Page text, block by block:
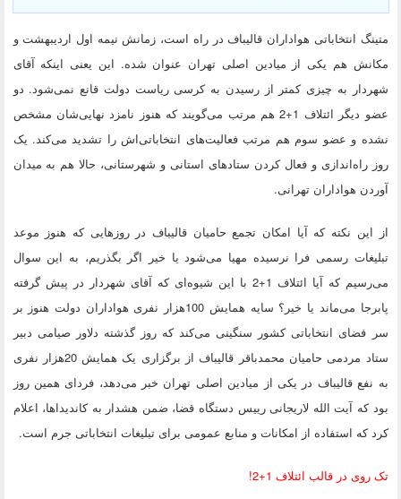
متینگ انتخاباتی هواداران قالیباف در راه است، زمانش نیمه اول اردیبهشت و
مکانش هم یکی از میادین اصلی تهران عنوان شده. این یعنی اینکه آقای
شهردار به چیزی کمتر از رسیدن به کرسی ریاست دولت قانع نمی‌شود. دو
عضو دیگر ائتلاف 1+2 هم مرتب می‌گویند که هنوز نامزد نهایی‌شان مشخص
نشده و عضو سوم هم مرتب فعالیت‌های انتخاباتی‌اش را تشدید می‌کند. یک
روز راه‌اندازی و فعال کردن ستادهای استانی و شهرستانی، حالا هم به میدان
آوردن هواداران تهرانی.
از این نکته که آیا امکان تجمع حامیان قالیباف در روزهایی که هنوز موعد
تبلیغات رسمی فرا نرسیده مهیا می‌شود یا خیر اگر بگذریم، به این سوال
می‌رسیم که آیا ائتلاف 1+2 با این شیوه‌ای که آقای شهردار در پیش گرفته
پابرجا می‌ماند یا خیر؟ سایه همایش 100هزار نفری هواداران دولت هنوز بر
سر فضای انتخاباتی کشور سنگینی می‌کند که روز گذشته دلاور صیامی دبیر
ستاد مردمی حامیان محمدباقر قالیباف از برگزاری یک همایش 20هزار نفری
به نفع قالیباف در یکی از میادین اصلی تهران خبر می‌دهد، فردای همین روز
بود که آیت الله لاریجانی رییس دستگاه قضا، ضمن هشدار به کاندیداها، اعلام
کرد که استفاده از امکانات و منابع عمومی برای تبلیغات انتخاباتی جرم است.
تک روی در قالب ائتلاف 1+2!